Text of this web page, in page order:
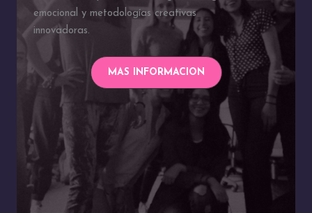
emocional y metodologías creativas
innovadoras.
MAS INFORMACION